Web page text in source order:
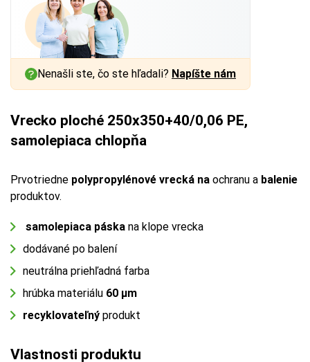
Nenašli ste, čo ste hľadali? Napíšte nám
Vrecko ploché 250x350+40/0,06 PE,
samolepiaca chlopňa
Prvotriedne polypropylénové vrecká na ochranu a balenie
produktov.
samolepiaca páska na klope vrecka
dodávané po balení
neutrálna priehľadná farba
hrúbka materiálu 60 µm
recyklovateľný produkt
Vlastnosti produktu